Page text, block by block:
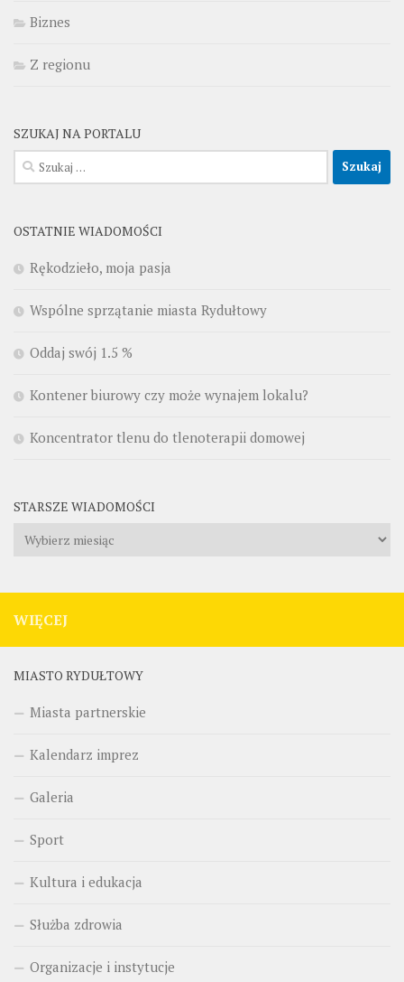
Biznes
Z regionu
SZUKAJ NA PORTALU
Szukaj:
OSTATNIE WIADOMOŚCI
Rękodzieło, moja pasja
Wspólne sprzątanie miasta Rydułtowy
Oddaj swój 1.5 %
Kontener biurowy czy może wynajem lokalu?
Koncentrator tlenu do tlenoterapii domowej
STARSZE WIADOMOŚCI
Starsze
WIĘCEJ
MIASTO RYDUŁTOWY
Miasta partnerskie
Kalendarz imprez
Galeria
Sport
Kultura i edukacja
Służba zdrowia
Organizacje i instytucje